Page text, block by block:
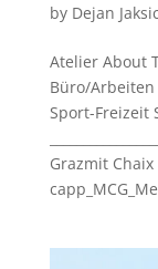
by Dejan Jaksic
Atelier About
Büro/
Sport-Freizeit
Grazmit